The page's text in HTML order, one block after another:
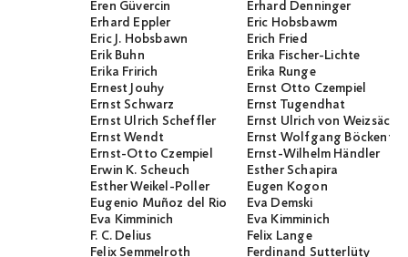
Eren Güvercin
Erhard Denninger
Erhard Eppler
Eric Hobsbawm
Eric J. Hobsbawn
Erich Fried
Erik Buhn
Erika Fischer-Lichte
Erika Fririch
Erika Runge
Ernest Jouhy
Ernst Otto Czempiel
Ernst Schwarz
Ernst Tugendhat
Ernst Ulrich Scheffler
Ernst Ulrich von Weizsäcker
Ernst Wendt
Ernst Wolfgang
Ernst-Otto Czempiel
Ernst-Wilhelm Händler
Erwin K. Scheuch
Esther Schapira
Esther Weikel-Poller
Eugen Kogon
Eugenio Muñoz del Rio
Eva Demski
Eva Kimminich
Eva Kimminich
F. C. Delius
Felix Lange
Felix Semmelroth
Ferdinand Sutterlüty